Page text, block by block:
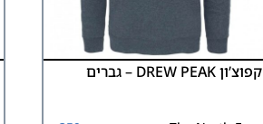
קפוצ’ון DREW PEAK – גברים